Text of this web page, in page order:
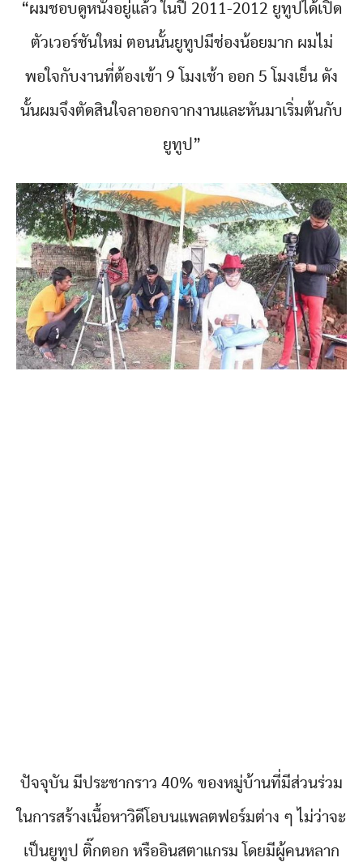
“ผมชอบดูหนังอยู่แล้ว ในปี 2011-2012 ยูทูปได้เปิด
ตัวเวอร์ชันใหม่ ตอนนั้นยูทูปมีช่องน้อยมาก ผมไม่
พอใจกับงานที่ต้องเข้า 9 โมงเช้า ออก 5 โมงเย็น ดัง
นั้นผมจึงตัดสินใจลาออกจากงานและหันมาเริ่มต้นกับ
ยูทูป”
ปัจจุบัน มีประชากราว 40% ของหมู่บ้านที่มีส่วนร่วม
ในการสร้างเนื้อหาวิดีโอบนแพลตฟอร์มต่าง ๆ ไม่ว่าจะ
เป็นยูทูป ติ๊กตอก หรืออินสตาแกรม โดยมีผู้คนหลาก